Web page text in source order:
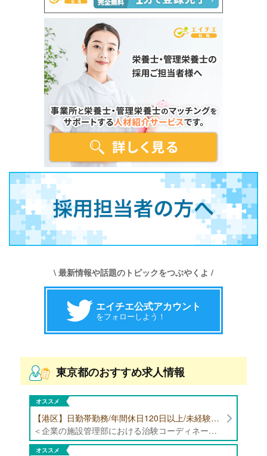
\ 最新情報や話題のトピックをつぶやくよ /
エイチエ公式アカウント
をフォローしよう！
東京都のおすすめ求人情報
オススメ
【港区】日勤帯勤務/年間休日120日以上/未経験者歓迎/健康食品の臨床試験に携わる管理栄養士・栄養士の治験コーディネーター募集！
＜企業の施設管理部における治験コーディネーター業務全般＞ ・健康食品の臨床試験に伴う指導 ・スケジュール調整等の被験者管理 ・データ収集、書類作成 ・医療機関にて被験者への説明や誘導 ・栄養指導、栄養計算
オススメ